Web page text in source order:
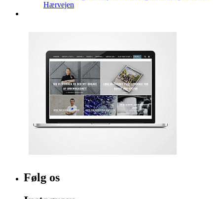
Hærvejen
Følg os